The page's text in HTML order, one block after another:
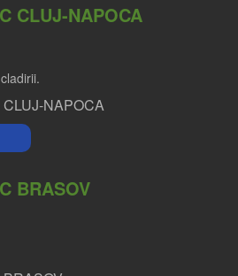
CLUJ-NAPOCA
BRASOV